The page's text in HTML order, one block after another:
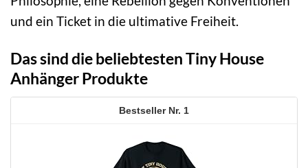
und ein Ticket in die ultimative Freiheit.
Das sind die beliebtesten Tiny House
Anhänger Produkte
1